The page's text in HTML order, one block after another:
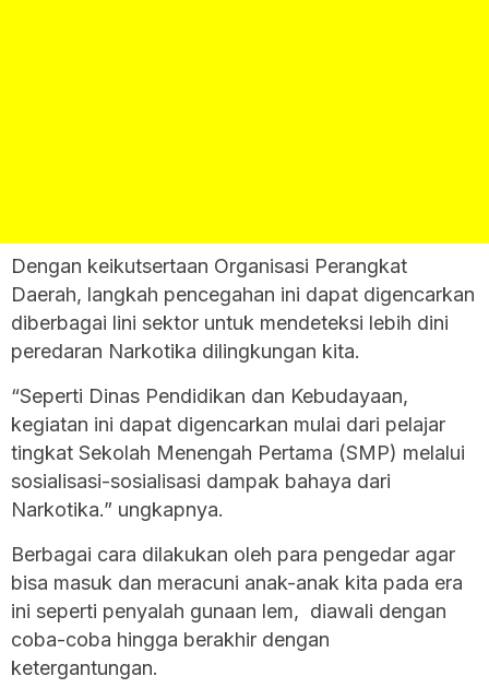
Dengan keikutsertaan Organisasi Perangkat
Daerah, langkah pencegahan ini dapat digencarkan
diberbagai lini sektor untuk mendeteksi lebih dini
peredaran Narkotika dilingkungan kita.
“Seperti Dinas Pendidikan dan Kebudayaan,
kegiatan ini dapat digencarkan mulai dari pelajar
tingkat Sekolah Menengah Pertama (SMP) melalui
sosialisasi-sosialisasi dampak bahaya dari
Narkotika.” ungkapnya.
Berbagai cara dilakukan oleh para pengedar agar
bisa masuk dan meracuni anak-anak kita pada era
ini seperti penyalah gunaan lem, diawali dengan
coba-coba hingga berakhir dengan
ketergantungan.